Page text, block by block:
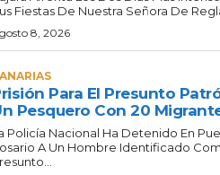
Fiestas De Nuestra Señora De
8, 2026
Para El Presunto
Pesquero Con 20
Policía Nacional Ha Detenido En
A Un Hombre Identificado